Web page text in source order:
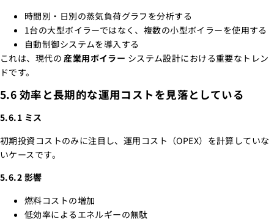
時間別・日別の蒸気負荷グラフを分析する
1台の大型ボイラーではなく、複数の小型ボイラーを使用する
自動制御システムを導入する
これは、現代の 産業用ボイラー システム設計における重要なトレン
ドです。
5.6 効率と長期的な運用コストを見落としている
5.6.1 ミス
初期投資コストのみに注目し、運用コスト（OPEX）を計算していな
いケースです。
5.6.2 影響
燃料コストの増加
低効率によるエネルギーの無駄